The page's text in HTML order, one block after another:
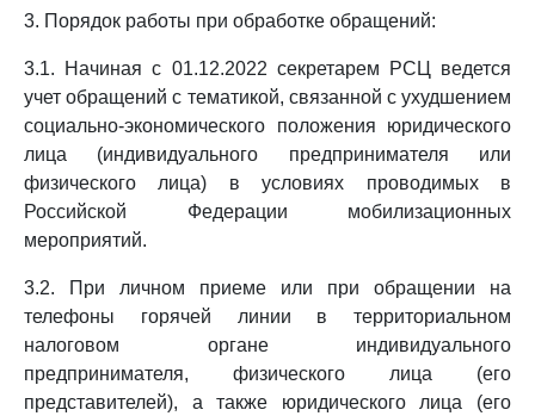
3. Порядок работы при обработке обращений:
3.1. Начиная с 01.12.2022 секретарем РСЦ ведется
учет обращений с тематикой, связанной с ухудшением
социально-экономического положения юридического
лица (индивидуального предпринимателя или
физического лица) в условиях проводимых в
Российской Федерации мобилизационных
мероприятий.
3.2. При личном приеме или при обращении на
телефоны горячей линии в территориальном
налоговом органе индивидуального
предпринимателя, физического лица (его
представителей), а также юридического лица (его